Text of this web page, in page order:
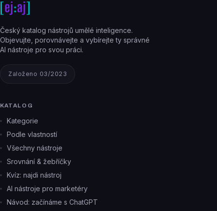
Český katalog nástrojů umělé inteligence.
Objevujte, porovnávejte a vybírejte ty správné
AI nástroje pro svou práci.
Založeno 03/2023
KATALOG
Kategorie
Podle vlastností
Všechny nástroje
Srovnání & žebříčky
Kvíz: najdi nástroj
AI nástroje pro marketéry
Návod: začínáme s ChatGPT